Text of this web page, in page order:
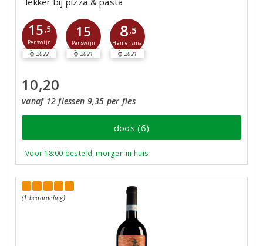
15 ,5
Perswijn
2022
15
Perswijn
2021
8,5
Hamersma
2021
10,20
vanaf 12 flessen 9,35 per fles
doos (6)
Voor 18:00 besteld, morgen in huis
(1 beoordeling)